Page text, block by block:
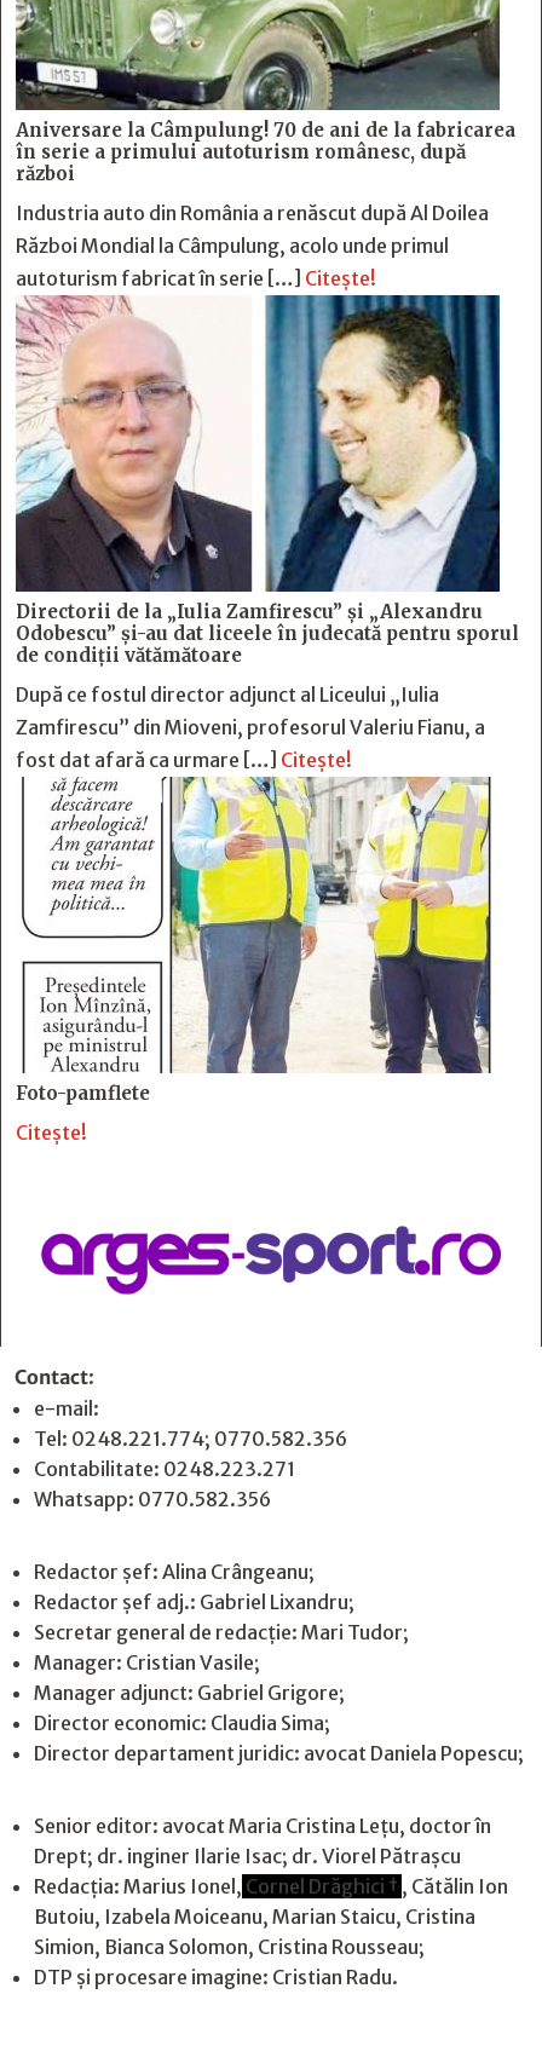
Aniversare la Câmpulung! 70 de ani de la fabricarea
în serie a primului autoturism românesc, după
război
Industria auto din România a renăscut după Al Doilea
Război Mondial la Câmpulung, acolo unde primul
autoturism fabricat în serie […] Citește!
Directorii de la „Iulia Zamfirescu” și „Alexandru
Odobescu” și-au dat liceele în judecată pentru sporul
de condiții vătămătoare
După ce fostul director adjunct al Liceului „Iulia
Zamfirescu” din Mioveni, profesorul Valeriu Fianu, a
fost dat afară ca urmare […] Citește!
Foto-pamflete
Citește!
Contact:
e-mail:
Tel: 0248.221.774; 0770.582.356
Contabilitate: 0248.223.271
Whatsapp: 0770.582.356
Redactor șef: Alina Crângeanu;
Redactor șef adj.: Gabriel Lixandru;
Secretar general de redacție: Mari Tudor;
Manager: Cristian Vasile;
Manager adjunct: Gabriel Grigore;
Director economic: Claudia Sima;
Director departament juridic: avocat Daniela Popescu;
Senior editor: avocat Maria Cristina Leţu, doctor în
Drept; dr. inginer Ilarie Isac; dr. Viorel Pătrașcu
Redacţia: Marius Ionel, Cornel Drăghici † , Cătălin Ion
Butoiu, Izabela Moiceanu, Marian Staicu, Cristina
Simion, Bianca Solomon, Cristina Rousseau;
DTP și procesare imagine: Cristian Radu.